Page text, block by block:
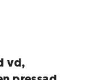
vd,